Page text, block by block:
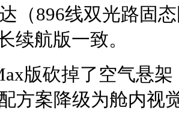
（896线双光路固
续航版一致。
版砍掉了空气悬
方案降级为舱内视